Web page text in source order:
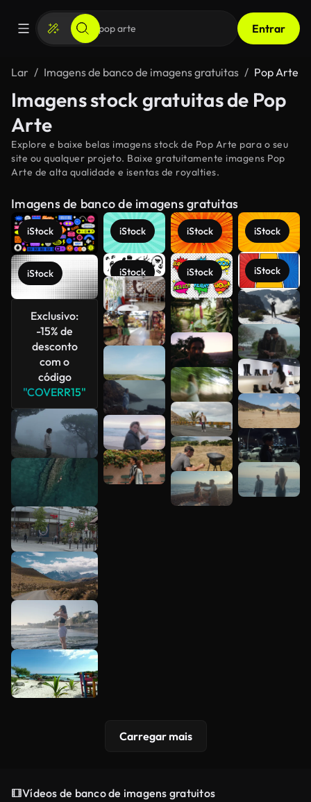
Entrar
Lar Imagens de banco de imagens gratuitas Pop Arte
Imagens stock gratuitas de Pop
Arte
Explore e baixe belas imagens stock de Pop Arte para o seu
site ou qualquer projeto. Baixe gratuitamente imagens Pop
Arte de alta qualidade e isentas de royalties.
Imagens de banco de imagens gratuitas
iStock
iStock
Exclusivo:
-15% de
desconto
com o
código
"COVERR15"
iStock
iStock
iStock
iStock
iStock
iStock
Veja mais
Carregar mais
Vídeos de banco de imagens gratuitos